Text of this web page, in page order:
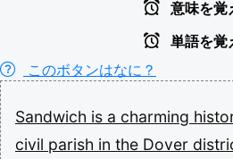
意味を覚
単語を覚
このボタンはなに？
Sandwich is a charming
civil parish in the Dover